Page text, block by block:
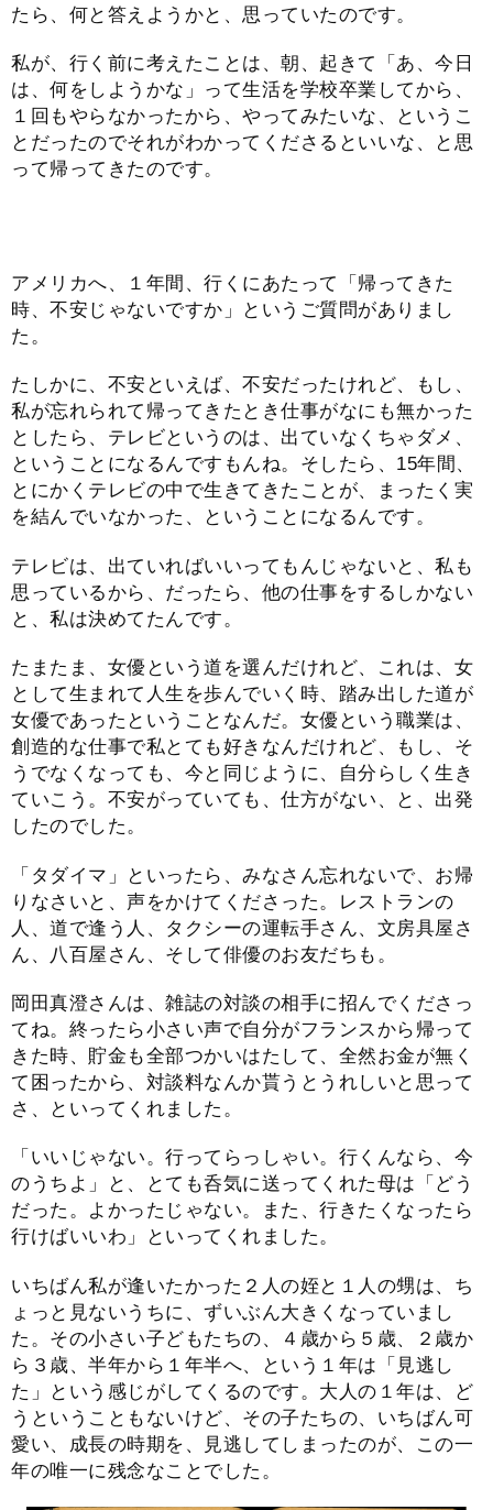
たら、何と答えようかと、思っていたのです。
私が、行く前に考えたことは、朝、起きて「あ、今日
は、何をしようかな」って生活を学校卒業してから、
１回もやらなかったから、やってみたいな、というこ
とだったのでそれがわかってくださるといいな、と思
って帰ってきたのです。
アメリカへ、１年間、行くにあたって「帰ってきた
時、不安じゃないですか」というご質問がありまし
た。
たしかに、不安といえば、不安だったけれど、もし、
私が忘れられて帰ってきたとき仕事がなにも無かった
としたら、テレビというのは、出ていなくちゃダメ、
ということになるんですもんね。そしたら、15年間、
とにかくテレビの中で生きてきたことが、まったく実
を結んでいなかった、ということになるんです。
テレビは、出ていればいいってもんじゃないと、私も
思っているから、だったら、他の仕事をするしかない
と、私は決めてたんです。
たまたま、女優という道を選んだけれど、これは、女
として生まれて人生を歩んでいく時、踏み出した道が
女優であったということなんだ。女優という職業は、
創造的な仕事で私とても好きなんだけれど、もし、そ
うでなくなっても、今と同じように、自分らしく生き
ていこう。不安がっていても、仕方がない、と、出発
したのでした。
「タダイマ」といったら、みなさん忘れないで、お帰
りなさいと、声をかけてくださった。レストランの
人、道で逢う人、タクシーの運転手さん、文房具屋さ
ん、八百屋さん、そして俳優のお友だちも。
岡田真澄さんは、雑誌の対談の相手に招んでくださっ
てね。終ったら小さい声で自分がフランスから帰って
きた時、貯金も全部つかいはたして、全然お金が無く
て困ったから、対談料なんか貰うとうれしいと思って
さ、といってくれました。
「いいじゃない。行ってらっしゃい。行くんなら、今
のうちよ」と、とても呑気に送ってくれた母は「どう
だった。よかったじゃない。また、行きたくなったら
行けばいいわ」といってくれました。
いちばん私が逢いたかった２人の姪と１人の甥は、ち
ょっと見ないうちに、ずいぶん大きくなっていまし
た。その小さい子どもたちの、４歳から５歳、２歳か
ら３歳、半年から１年半へ、という１年は「見逃し
た」という感じがしてくるのです。大人の１年は、ど
うということもないけど、その子たちの、いちばん可
愛い、成長の時期を、見逃してしまったのが、この一
年の唯一に残念なことでした。